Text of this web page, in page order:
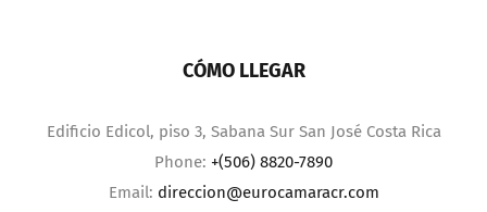
CÓMO LLEGAR
Edificio Edicol, piso 3, Sabana Sur San José Costa Rica
Phone: +(506) 8820-7890
Email: direccion@eurocamaracr.com